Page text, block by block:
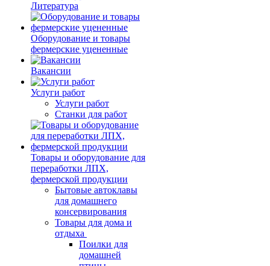
Литература
Оборудование и товары
фермерские уцененные
Вакансии
Услуги работ
Услуги работ
Станки для работ
Товары и оборудование для
переработки ЛПХ,
фермерской продукции
Бытовые автоклавы
для домашнего
консервирования
Товары для дома и
отдыха
Поилки для
домашней